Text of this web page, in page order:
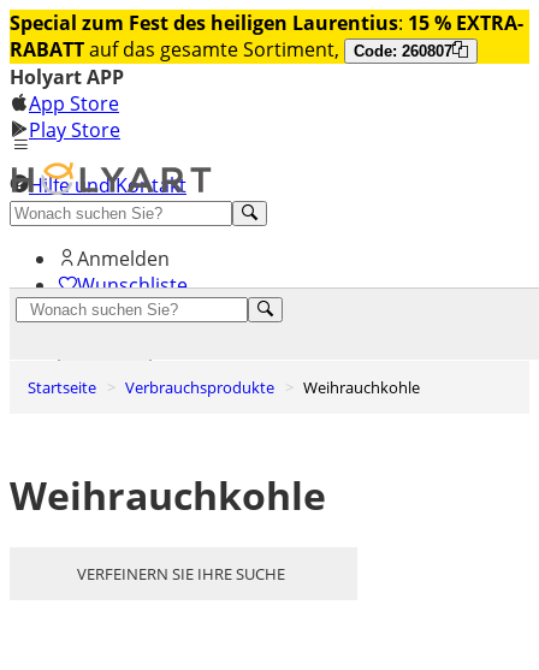
Special zum Fest des heiligen Laurentius: 15 % EXTRA-
RABATTauf das gesamte Sortiment, Code: 260807
Holyart APP
App Store
Play Store
Hilfe und Kontakt
Entdecken Sie Premium
Anmelden
Wunschliste
Startseite Verbrauchsprodukte Weihrauchkohle
Weihrauchkohle
VERFEINERN SIE IHRE SUCHE